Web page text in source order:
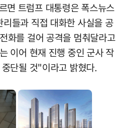
면 트럼프 대통령은 폭스뉴스
들과 직접 대화한 사실을 공
화를 걸어 공격을 멈춰달라고
이어 현재 진행 중인 군사 작
단될 것"이라고 밝혔다.